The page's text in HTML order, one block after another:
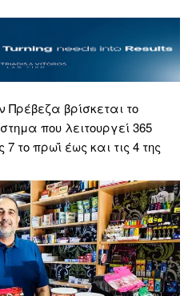
Πρέβεζα βρίσκεται το
που λειτουργεί 365
το πρωΐ έως και τις 4 της